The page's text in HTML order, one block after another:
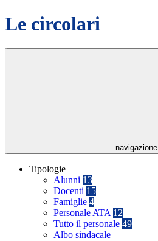
Le circolari
navigazione
Tipologie
Alunni 13
Docenti 15
Famiglie 4
Personale ATA 12
Tutto il personale 49
Albo sindacale